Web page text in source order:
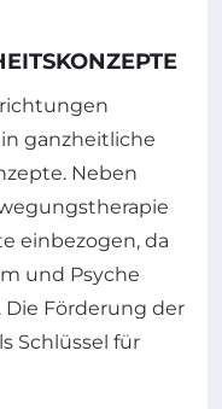
ganzheitliche
Neben
einbezogen, da
und Psyche
Förderung der
Schlüssel für